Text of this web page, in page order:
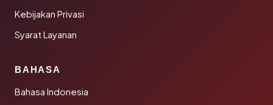
Kebijakan Privasi
Syarat Layanan
BAHASA
Bahasa Indonesia